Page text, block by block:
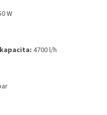
W
: 4700 l/h